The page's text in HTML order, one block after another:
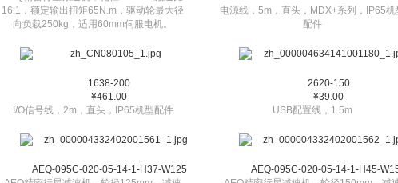
16:1，额定输出扭矩65N.m，驱动轮最大径
向负载250kg，适用60mm伺服电机。
电源线，5m，直头，MDX+系列，IP65机
配件
1638-200
¥461.00
I/O信号线，2m，直头，IP65机型配件
2620-150
¥39.00
USB配置线，1.5m
AEQ-095C-020-05-14-1-H37-W125
AEQ-095C-020-05-14-1-H45-